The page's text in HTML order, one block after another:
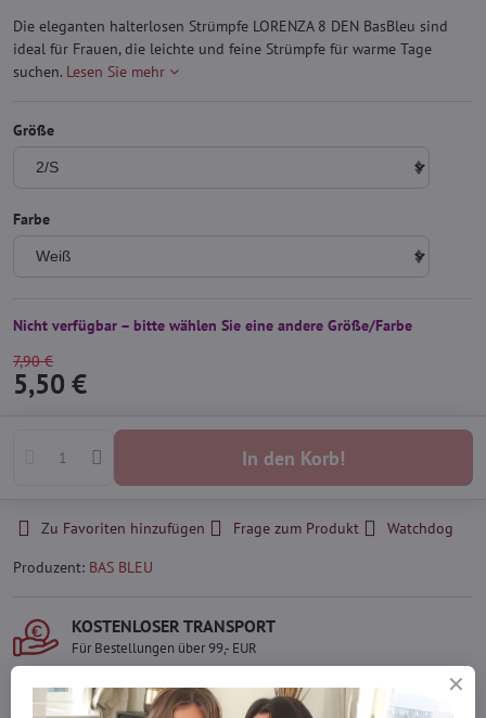
Die eleganten halterlosen Strümpfe LORENZA 8 DEN BasBleu sind
ideal für Frauen, die leichte und feine Strümpfe für warme Tage
suchen. Lesen Sie mehr
Größe
Farbe
Nicht verfügbar – bitte wählen Sie eine andere Größe/Farbe
7,90 €
5,50 €
In den Korb!
Zu Favoriten hinzufügen Frage zum Produkt
Watchdog
Produzent: BAS BLEU
KOSTENLOSER TRANSPORT
Für Bestellungen über 99,- EUR
LIEFERUNG PER KURIER
Schnell und direkt nach Hause.